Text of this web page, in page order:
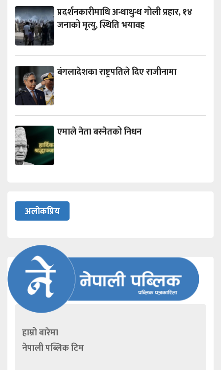
प्रदर्शनकारीमाथि अन्धाधुन्ध गोली प्रहार, १४
जनाको मृत्यु, स्थिति भयावह
बंगलादेशका राष्ट्रपतिले दिए राजीनामा
एमाले नेता बस्नेतको निधन
अलोकप्रिय
हाम्रो बारेमा
नेपाली पब्लिक टिम